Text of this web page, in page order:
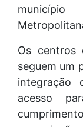
Os centros
seguem um
integração
acesso